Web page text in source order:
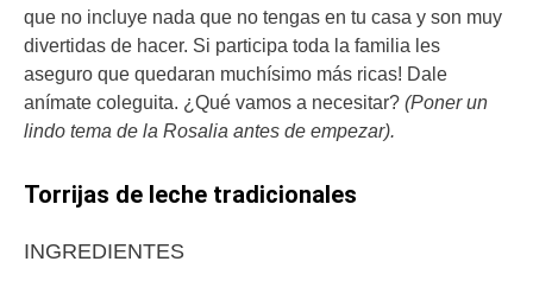
que no incluye nada que no tengas en tu casa y son muy
divertidas de hacer. Si participa toda la familia les
aseguro que quedaran muchísimo más ricas! Dale
anímate coleguita. ¿Qué vamos a necesitar? (Poner un
lindo tema de la Rosalia antes de empezar).
Torrijas de leche tradicionales
INGREDIENTES